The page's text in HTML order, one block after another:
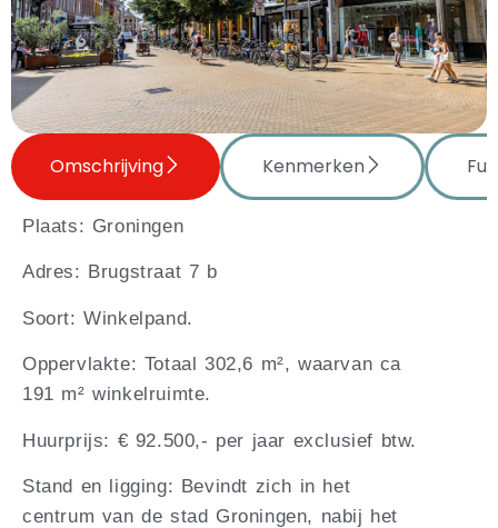
Omschrijving Kenmerken
Plaats: Groningen
Adres: Brugstraat 7 b
Soort: Winkelpand.
Oppervlakte: Totaal 302,6 m², waarvan ca
191 m² winkelruimte.
Huurprijs: € 92.500,- per jaar exclusief btw.
Stand en ligging: Bevindt zich in het
centrum van de stad Groningen, nabij het